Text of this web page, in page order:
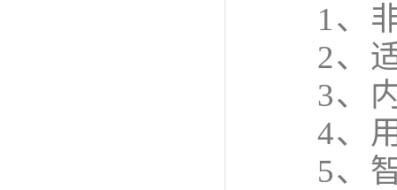
1、非
2、适
3、内
4、用
5、智